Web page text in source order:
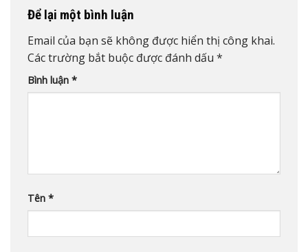
Để lại một bình luận
Email của bạn sẽ không được hiển thị công khai.
Các trường bắt buộc được đánh dấu *
Bình luận *
Tên *